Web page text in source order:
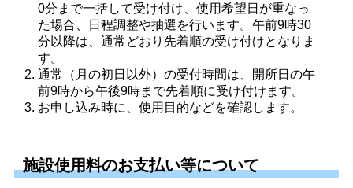
0分まで一括して受け付け、使用希望日が重なっ
た場合、日程調整や抽選を行います。午前9時30
分以降は、通常どおり先着順の受け付けとなりま
す。
通常（月の初日以外）の受付時間は、開所日の午
前9時から午後9時まで先着順に受け付けます。
お申し込み時に、使用目的などを確認します。
施設使用料のお支払い等について